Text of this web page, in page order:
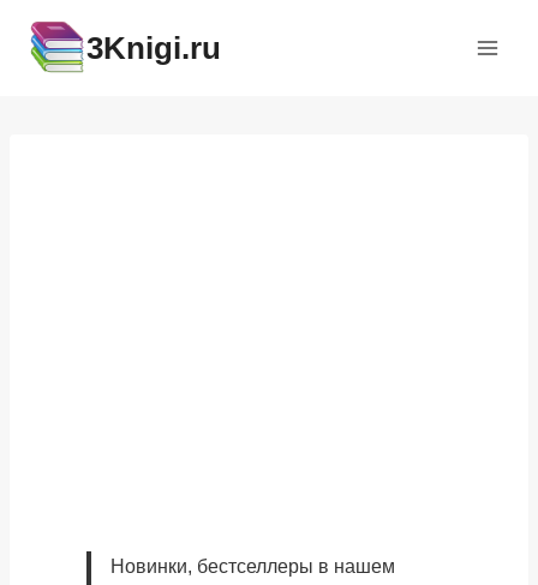
содержимому
3Knigi.ru
Новинки, бестселлеры в нашем